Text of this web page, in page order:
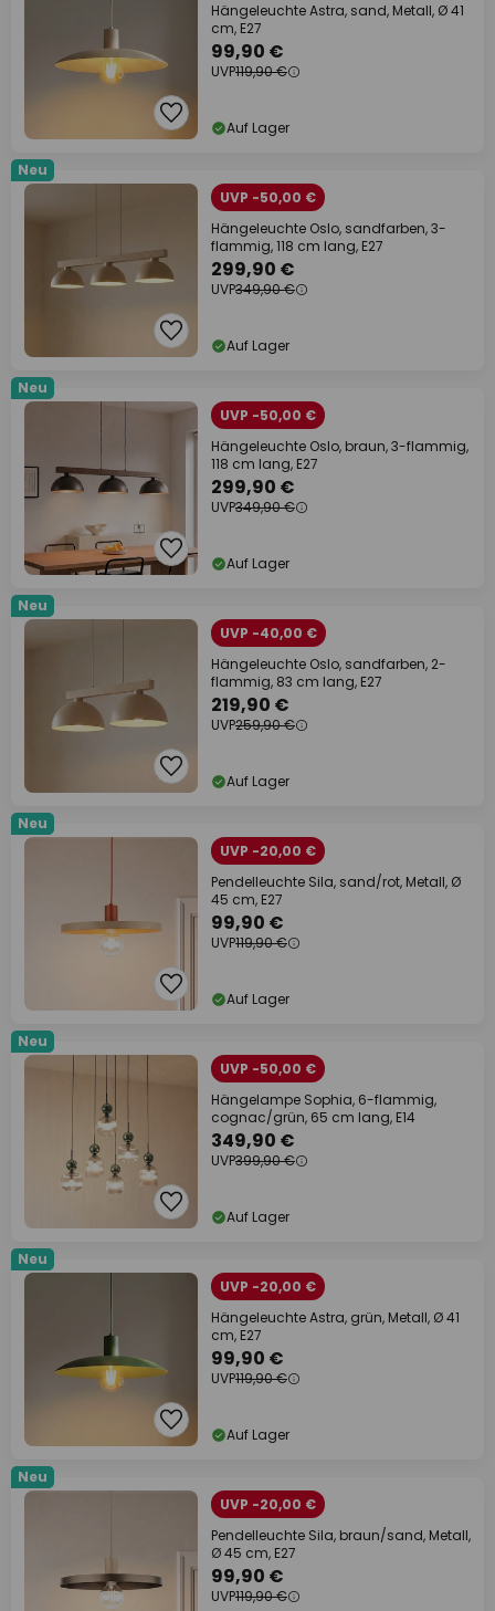
Hängeleuchte Astra, sand, Metall, Ø 41
cm, E27
99,90 €
UVP119,90 €
Auf Lager
Neu
UVP -50,00 €
Hängeleuchte Oslo, sandfarben, 3-
flammig, 118 cm lang, E27
299,90 €
UVP349,90 €
Auf Lager
Neu
UVP -50,00 €
Hängeleuchte Oslo, braun, 3-flammig,
118 cm lang, E27
299,90 €
UVP349,90 €
Auf Lager
Neu
UVP -40,00 €
Hängeleuchte Oslo, sandfarben, 2-
flammig, 83 cm lang, E27
219,90 €
UVP259,90 €
Auf Lager
Neu
UVP -20,00 €
Pendelleuchte Sila, sand/rot, Metall, Ø
45 cm, E27
99,90 €
UVP119,90 €
Auf Lager
Neu
UVP -50,00 €
Hängelampe Sophia, 6-flammig,
cognac/grün, 65 cm lang, E14
349,90 €
UVP399,90 €
Auf Lager
Neu
UVP -20,00 €
Hängeleuchte Astra, grün, Metall, Ø 41
cm, E27
99,90 €
UVP119,90 €
Auf Lager
Neu
UVP -20,00 €
Pendelleuchte Sila, braun/sand, Metall,
Ø 45 cm, E27
99,90 €
UVP119,90 €